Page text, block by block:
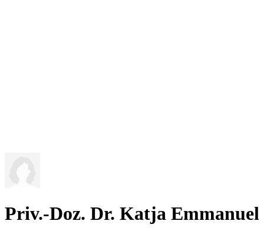
Priv.-Doz. Dr. Katja Emmanuel